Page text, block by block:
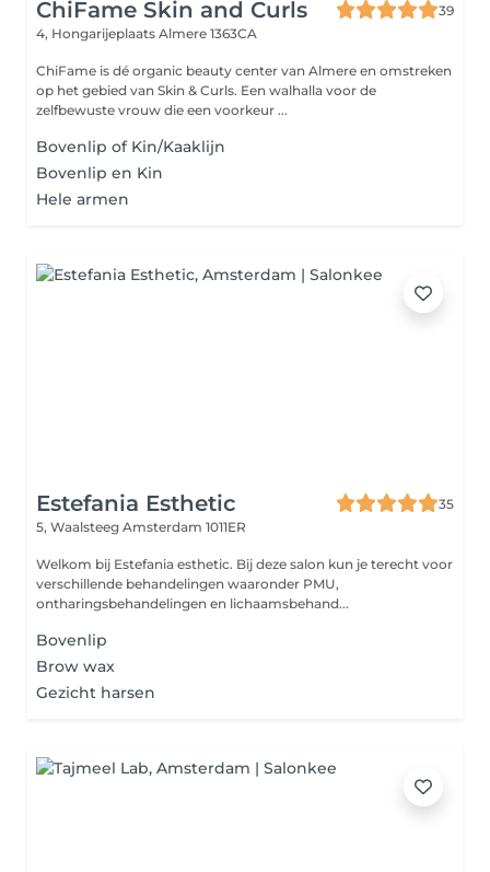
ChiFame Skin and Curls
39
4, Hongarijeplaats Almere 1363CA
ChiFame is dé organic beauty center van Almere en omstreken
op het gebied van Skin & Curls. Een walhalla voor de
zelfbewuste vrouw die een voorkeur ...
Bovenlip of Kin/Kaaklijn
Bovenlip en Kin
Hele armen
Estefania Esthetic
35
5, Waalsteeg Amsterdam 1011ER
Welkom bij Estefania esthetic. Bij deze salon kun je terecht voor
verschillende behandelingen waaronder PMU,
ontharingsbehandelingen en lichaamsbehand...
Bovenlip
Brow wax
Gezicht harsen